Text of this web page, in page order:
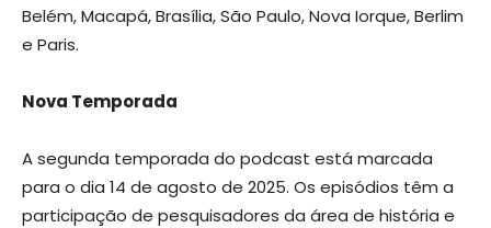
Belém, Macapá, Brasília, São Paulo, Nova Iorque, Berlim
e Paris.
Nova Temporada
A segunda temporada do podcast está marcada
para o dia 14 de agosto de 2025. Os episódios têm a
participação de pesquisadores da área de história e